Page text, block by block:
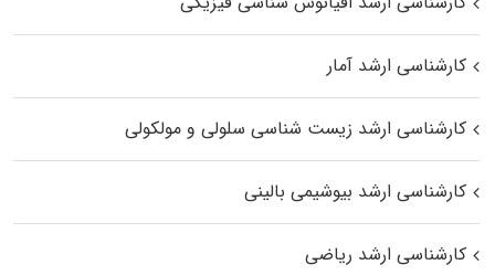
کارشناسی ارشد آمار
کارشناسی ارشد زیست شناسی سلولی و مولکولی
کارشناسی ارشد بیوشیمی بالینی
کارشناسی ارشد ریاضی